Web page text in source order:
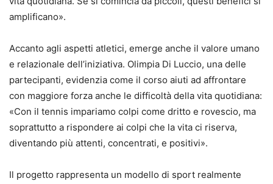
amplificano».
Accanto agli aspetti atletici, emerge anche il valore umano
e relazionale dell’iniziativa. Olimpia Di Luccio, una delle
partecipanti, evidenzia come il corso aiuti ad affrontare
con maggiore forza anche le difficoltà della vita quotidiana:
«Con il tennis impariamo colpi come dritto e rovescio, ma
soprattutto a rispondere ai colpi che la vita ci riserva,
diventando più attenti, concentrati, e positivi».
Il progetto rappresenta un modello di sport realmente